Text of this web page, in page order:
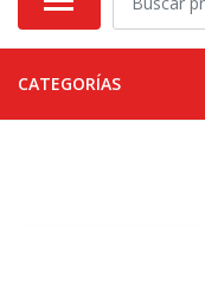
CATEGORÍAS